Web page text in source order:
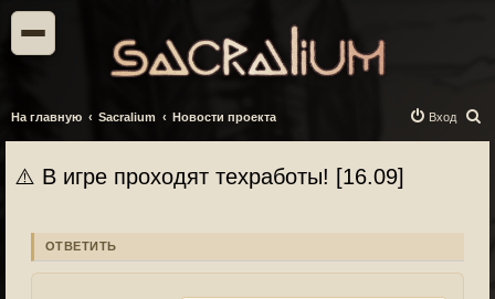
На главную Sacralium Новости проекта
о
Вход
⚠️ В игре проходят техработы! [16.09]
ОТВЕТИТЬ